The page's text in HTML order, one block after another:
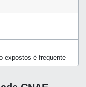
expostos é frequente